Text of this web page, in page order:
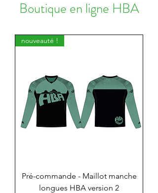
Boutique en ligne HBA
nouveauté !
Pré-commande - Maillot manche
longues HBA version 2